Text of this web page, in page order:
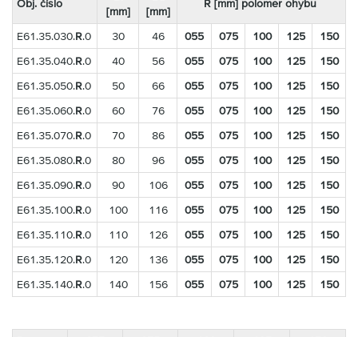
Obj. číslo
[mm]
[mm]
R [mm] polomer ohybu
E61.35.030.R.0 30 46 055 075 100 125
150
E61.35.040.R.0 40 56 055 075 100 125
150
E61.35.050.R.0 50 66 055 075 100 125
150
E61.35.060.R.0 60 76 055 075 100 125
150
E61.35.070.R.0 70 86 055 075 100 125
150
E61.35.080.R.0 80 96 055 075 100 125
150
E61.35.090.R.0 90 106 055 075 100 125
150
E61.35.100.R.0 100 116 055 075 100 125
150
E61.35.110.R.0 110 126 055 075 100 125
150
E61.35.120.R.0 120 136 055 075 100 125
150
E61.35.140.R.0 140 156 055 075 100 125 150